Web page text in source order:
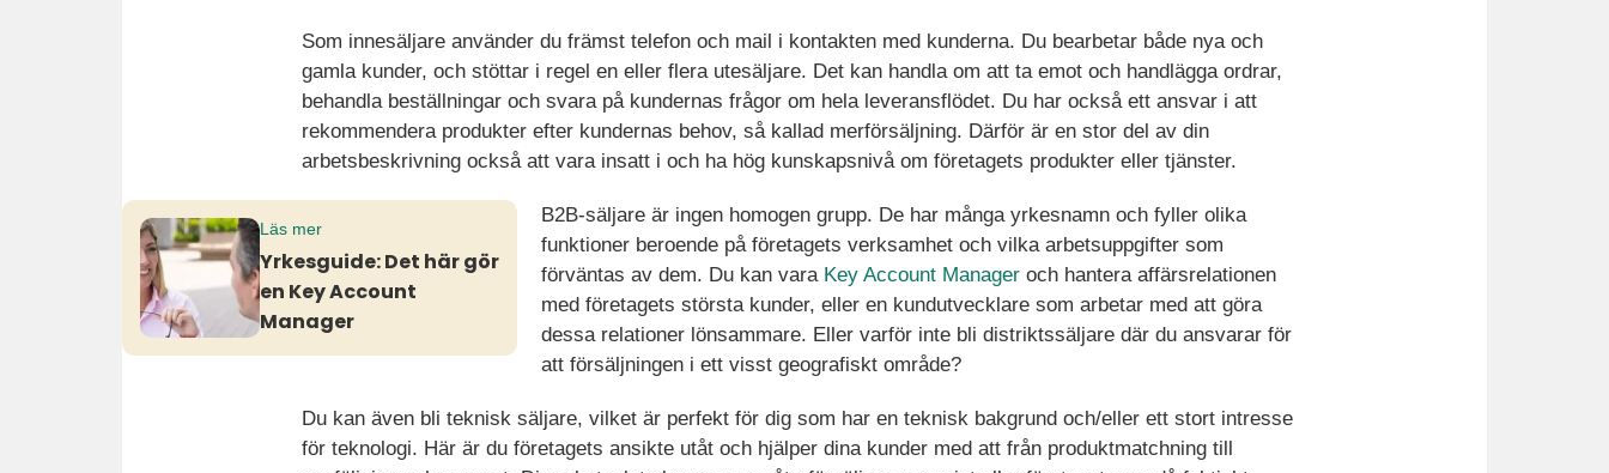
Som innesäljare använder du främst telefon och mail i kontakten med kunderna. Du bearbetar både nya och
gamla kunder, och stöttar i regel en eller flera utesäljare. Det kan handla om att ta emot och handlägga ordrar,
behandla beställningar och svara på kundernas frågor om hela leveransflödet. Du har också ett ansvar i att
rekommendera produkter efter kundernas behov, så kallad merförsäljning. Därför är en stor del av din
arbetsbeskrivning också att vara insatt i och ha hög kunskapsnivå om företagets produkter eller tjänster.
Läs mer
Yrkesguide: Det här gör
en Key Account
Manager
B2B-säljare är ingen homogen grupp. De har många yrkesnamn och fyller olika
funktioner beroende på företagets verksamhet och vilka arbetsuppgifter som
förväntas av dem. Du kan vara Key Account Manager och hantera affärsrelationen
med företagets största kunder, eller en kundutvecklare som arbetar med att göra
dessa relationer lönsammare. Eller varför inte bli distriktssäljare där du ansvarar för
att försäljningen i ett visst geografiskt område?
Du kan även bli teknisk säljare, vilket är perfekt för dig som har en teknisk bakgrund och/eller ett stort intresse
för teknologi. Här är du företagets ansikte utåt och hjälper dina kunder med att från produktmatchning till